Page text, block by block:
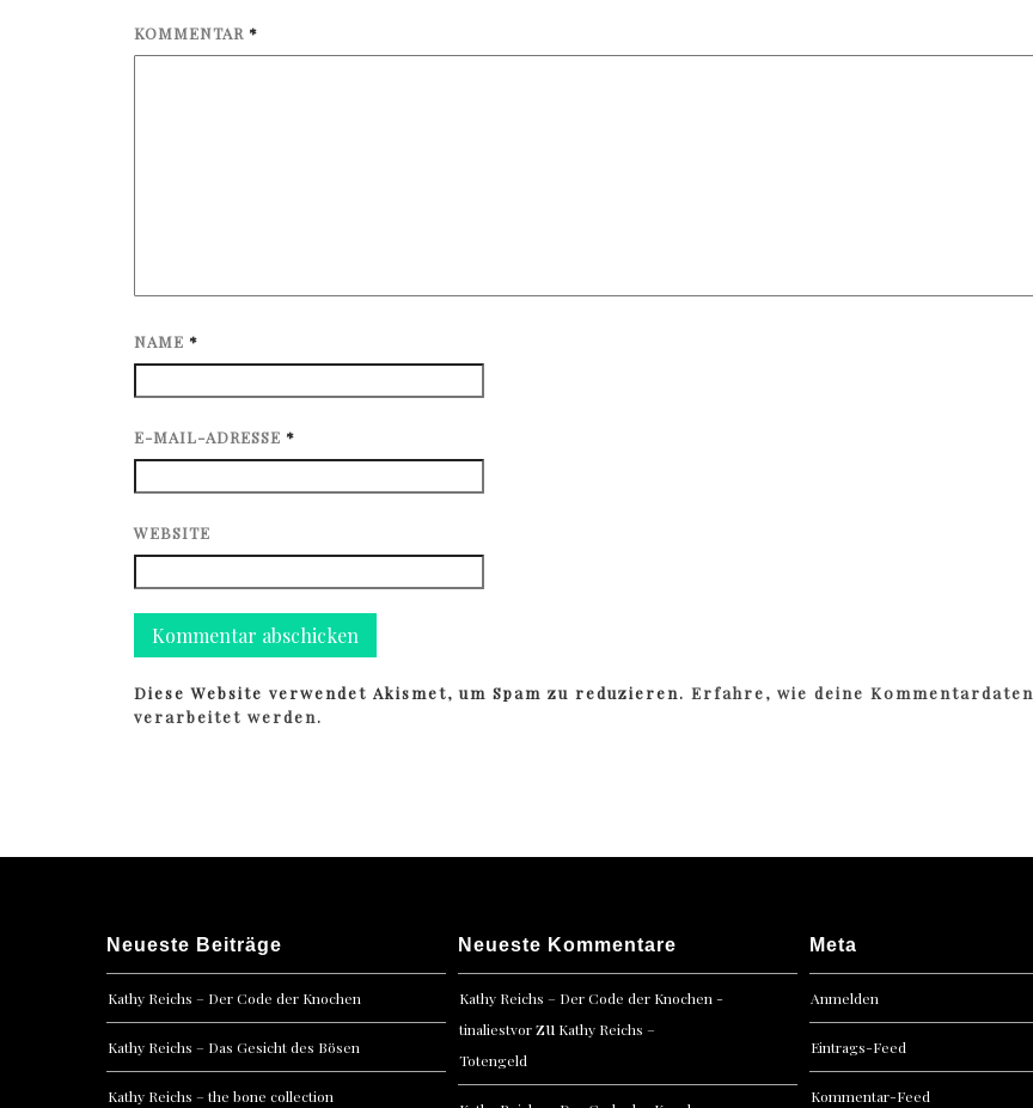
KOMMENTAR *
NAME *
E-MAIL-ADRESSE *
WEBSITE
Diese Website verwendet Akismet, um Spam zu reduzieren.Erfahre, wie deine Kommentardaten
verarbeitet werden.
Neueste Beiträge
Kathy Reichs – Der Code der Knochen
Kathy Reichs – Das Gesicht des Bösen
Kathy Reichs – the bone collection
Neueste Kommentare
Kathy Reichs – Der Code der Knochen -
tinaliestvorzu Kathy Reichs –
Totengeld
Meta
Anmelden
Eintrags-Feed
Kommentar-Feed